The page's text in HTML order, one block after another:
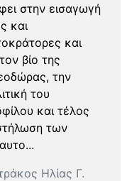
στην εισαγωγή
και
και
βίο της
την
του
και τέλος
των
Ηλίας Γ.